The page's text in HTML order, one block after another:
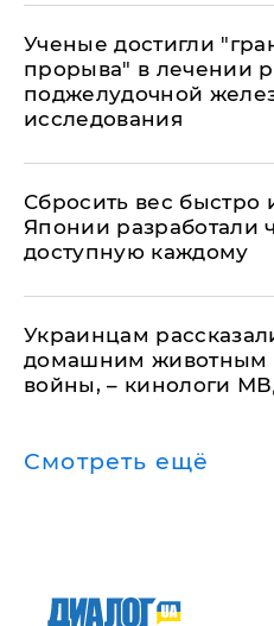
Ученые достигли
прорыва" в лечении
поджелудочной
исследования
Сбросить вес быстро
Японии разработали
доступную каждому
Украинцам
домашним животным
войны, – кинологи
Смотреть ещё